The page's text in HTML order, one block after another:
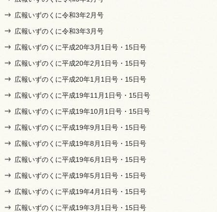
広報いずのくに令和3年2月号
広報いずのくに令和3年3月号
広報いずのくに平成20年3月1日号・15日号
広報いずのくに平成20年2月1日号・15日号
広報いずのくに平成20年1月1日号・15日号
広報いずのくに平成19年11月1日号・15日号
広報いずのくに平成19年10月1日号・15日号
広報いずのくに平成19年9月1日号・15日号
広報いずのくに平成19年8月1日号・15日号
広報いずのくに平成19年6月1日号・15日号
広報いずのくに平成19年5月1日号・15日号
広報いずのくに平成19年4月1日号・15日号
広報いずのくに平成19年3月1日号・15日号